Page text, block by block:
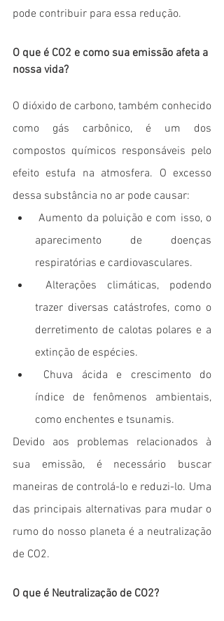
pode contribuir para essa redução.
O que é CO2 e como sua emissão afeta a
nossa vida?
O dióxido de carbono, também conhecido
como gás carbônico, é um dos
compostos químicos responsáveis pelo
efeito estufa na atmosfera. O excesso
dessa substância no ar pode causar:
Aumento da poluição e com isso, o
aparecimento de doenças
respiratórias e cardiovasculares.
trazer diversas catástrofes, como o
derretimento de calotas polares e a
extinção de espécies.
índice de fenômenos ambientais,
como enchentes e tsunamis.
Devido aos problemas relacionados à
sua emissão, é necessário buscar
maneiras de controlá-lo e reduzi-lo. Uma
das principais alternativas para mudar o
rumo do nosso planeta é a neutralização
de CO2.
O que é Neutralização de CO2?